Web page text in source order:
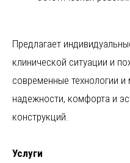
Предлагает
клинической ситуации и
современные технологии
надежности, комфорта и
конструкций.
Услуги